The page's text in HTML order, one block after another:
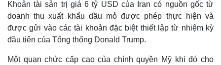
Kinh tế
Thị trường
Khoản tài sản trị giá 6 tỷ USD của Iran có nguồn gốc từ
doanh thu xuất khẩu dầu mỏ được phép thực hiện và
được gửi vào các tài khoản đặc biệt thiết lập từ nhiệm kỳ
đầu tiên của Tổng thống Donald Trump.
Một quan chức cấp cao của chính quyền Mỹ khi đó cho